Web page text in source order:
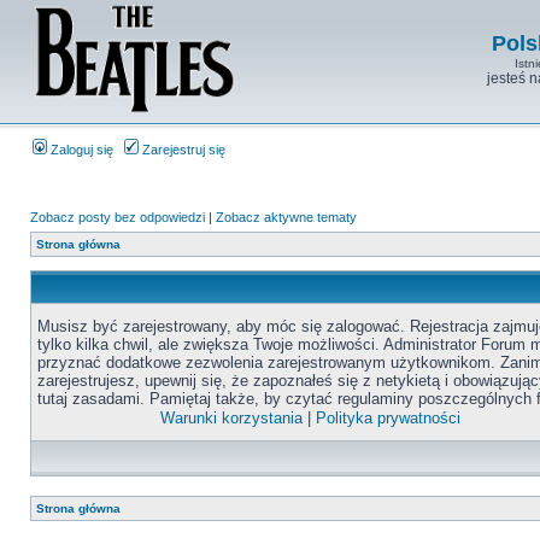
jesteś
Zaloguj się Zarejestruj się
Zobacz posty bez odpowiedzi | Zobacz aktywne tematy
Strona główna
Musisz być zarejestrowany, aby móc się zalogować. Rejestracja
tylko kilka chwil, ale zwiększa Twoje możliwości. Administrator Forum
przyznać dodatkowe zezwolenia zarejestrowanym użytkownikom.
zarejestrujesz, upewnij się, że zapoznałeś się z netykietą i
tutaj zasadami. Pamiętaj także, by czytać regulaminy poszczególnych
Warunki korzystania| Polityka prywatności
Strona główna